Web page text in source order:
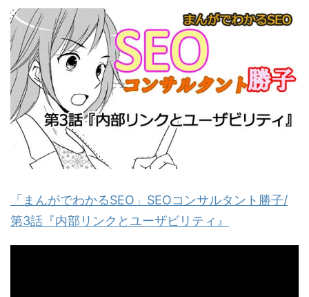
「まんがでわかるSEO」SEOコンサルタント勝子/
第3話『内部リンクとユーザビリティ』